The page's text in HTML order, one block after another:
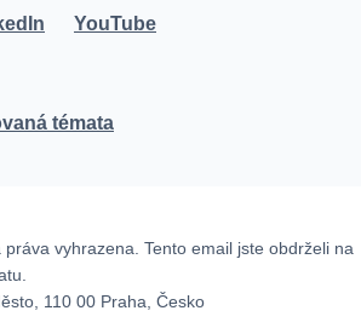
YouTube
témata
vyhrazena. Tento email jste obdrželi na
110 00 Praha, Česko